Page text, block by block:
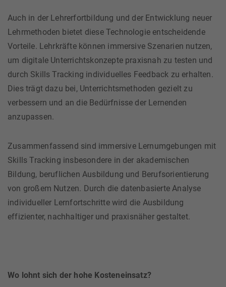
Auch in der Lehrerfortbildung und der Entwicklung neuer
Lehrmethoden bietet diese Technologie entscheidende
Vorteile. Lehrkräfte können immersive Szenarien nutzen,
um digitale Unterrichtskonzepte praxisnah zu testen und
durch Skills Tracking individuelles Feedback zu erhalten.
Dies trägt dazu bei, Unterrichtsmethoden gezielt zu
verbessern und an die Bedürfnisse der Lernenden
anzupassen.
Zusammenfassend sind immersive Lernumgebungen mit
Skills Tracking insbesondere in der akademischen
Bildung, beruflichen Ausbildung und Berufsorientierung
von großem Nutzen. Durch die datenbasierte Analyse
individueller Lernfortschritte wird die Ausbildung
effizienter, nachhaltiger und praxisnäher gestaltet.
Wo lohnt sich der hohe Kosteneinsatz?